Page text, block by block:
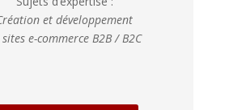
et développement
e-commerce B2B / B2C